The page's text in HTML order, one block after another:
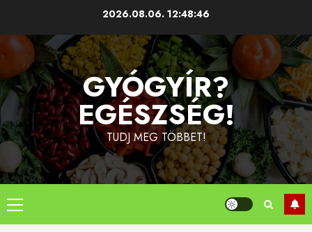
content
2026.08.06.12:48:47
GYÓGYÍR?
EGÉSZSÉG!
TUDJ MEG TÖBBET!
Primary
Menu